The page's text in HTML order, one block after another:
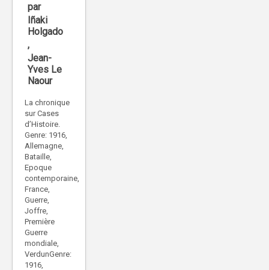
par
Iñaki
Holgado
,
Jean-
Yves Le
Naour
La chronique
sur Cases
d’Histoire.
Genre: 1916,
Allemagne,
Bataille,
Epoque
contemporaine,
France,
Guerre,
Joffre,
Première
Guerre
mondiale,
VerdunGenre:
1916,